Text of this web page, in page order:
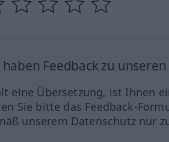
haben Feedback zu
eine Übersetzung, ist Ihnen
Sie bitte das Feedback-
unserem Datenschutz nur